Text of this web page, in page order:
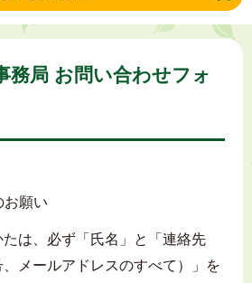
局 お問い合わせフォ
お願い
は、必ず「氏名」と「連絡先
、メールアドレスのすべて）」を